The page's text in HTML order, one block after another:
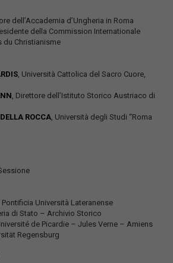
dell’Accademia d’Ungheria in Roma
della Commission Internationale
du Christianisme
, Università Cattolica del Sacro Cuore,
, Direttore dell’Istituto Storico Austriaco di
ROCCA, Università degli Studi “Roma
Pontificia Università Lateranense
di Stato – Archivio Storico
de Picardie – Jules Verne – Amiens
Regensburg